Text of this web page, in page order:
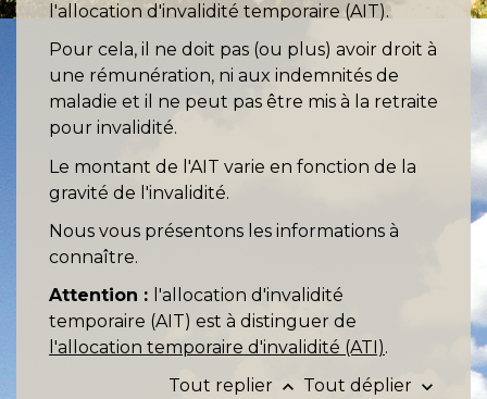
l'allocation d'invalidité temporaire (AIT).
Pour cela, il ne doit pas (ou plus) avoir droit à
une rémunération, ni aux indemnités de
maladie et il ne peut pas être mis à la retraite
pour invalidité.
Le montant de l'AIT varie en fonction de la
gravité de l'invalidité.
Nous vous présentons les informations à
connaître.
Attention : l'allocation d'invalidité
temporaire (AIT) est à distinguer de
l'allocation temporaire d'invalidité (ATI).
Tout replier keyboard_arrow_up Tout déplier keyboard_arrow_down